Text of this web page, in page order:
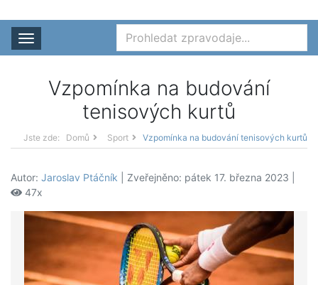
Rozbalit nabídku
Vzpomínka na budování
tenisových kurtů
Jste zde: Domů Sport Vzpomínka na budování tenisových kurtů
Autor: Jaroslav Ptáčník | Zveřejněno: pátek 17. března 2023 |
47x